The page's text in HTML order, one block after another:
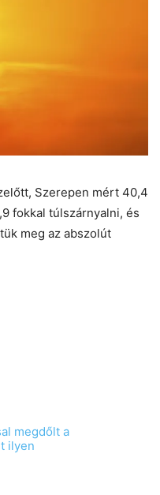
Szerepen mért 40,4
fokkal túlszárnyalni, és
meg az abszolút
megdőlt a
ilyen